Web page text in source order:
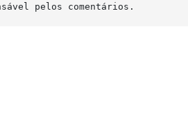
pelos comentários.